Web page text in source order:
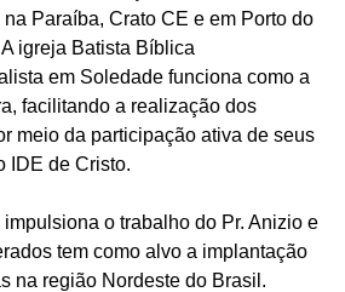
Paraíba, Crato CE e em Porto do
igreja Batista Bíblica
em Soledade funciona como a
facilitando a realização dos
meio da participação ativa de seus
IDE de Cristo.
o trabalho do Pr. Anizio e
tem como alvo a implantação
na região Nordeste do Brasil.